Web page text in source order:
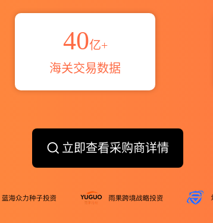
40亿+
海关交易数据
立即查看采购商详情